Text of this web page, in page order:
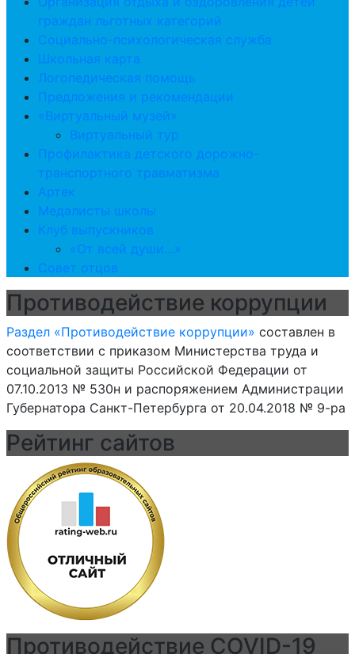
граждан льготных категорий
Социально-психологическая служба
Школьная карта
Логопедическая помощь
Предложения и рекомендации
«Виртуальный музей»
Виртуальный тур
Профилактика детского дорожно-
транспортного травматизма
Артек
Медалисты школы
Клуб выпускников
«От всей души…»
Совет отцов
Противодействие коррупции
Раздел «Противодействие коррупции» составлен в
соответствии с приказом Министерства труда и
социальной защиты Российской Федерации от
07.10.2013 № 530н и распоряжением Администрации
Губернатора Санкт-Петербурга от 20.04.2018 № 9-ра
Рейтинг сайтов
Противодействие COVID-19